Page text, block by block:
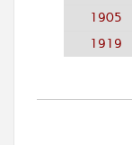
1905
1919